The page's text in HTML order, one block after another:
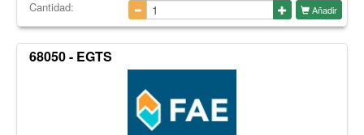
Cantidad: Añadir
68050 - EGTS